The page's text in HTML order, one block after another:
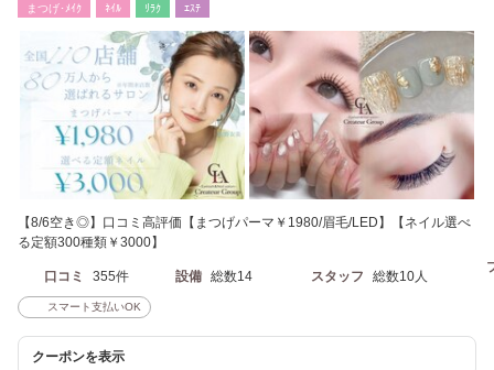
まつげ･ﾒｲｸ ﾈｲﾙ ﾘﾗｸ ｴｽﾃ
【8/6空き◎】口コミ高評価【まつげパーマ￥1980/眉毛/LED】【ネイル選べ
る定額300種類￥3000】
口コミ 355件 設備 総数14 スタッフ 総数10人
スマート支払いOK
クーポンを表示